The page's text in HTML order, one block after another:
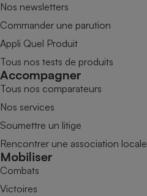
Nos newsletters
Commander une parution
Appli Quel Produit
Tous nos tests de produits
Accompagner
Tous nos comparateurs
Nos services
Soumettre un litige
Rencontrer une association locale
Mobiliser
Combats
Victoires